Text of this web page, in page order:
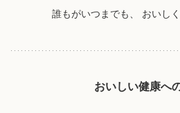
誰もがいつまでも、 おいし
おいしい健康へ